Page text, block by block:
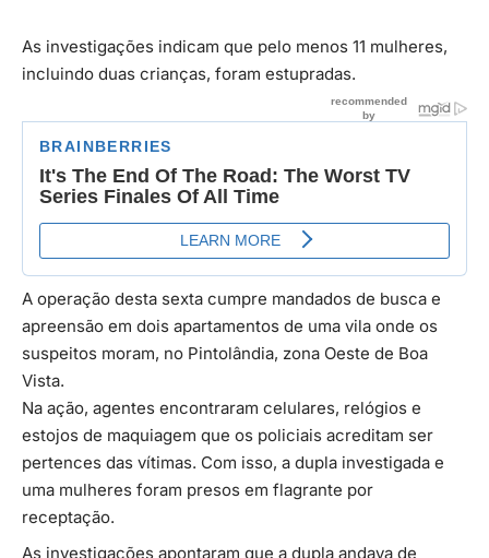
As investigações indicam que pelo menos 11 mulheres,
incluindo duas crianças, foram estupradas.
A operação desta sexta cumpre mandados de busca e
apreensão em dois apartamentos de uma vila onde os
suspeitos moram, no Pintolândia, zona Oeste de Boa
Vista.
Na ação, agentes encontraram celulares, relógios e
estojos de maquiagem que os policiais acreditam ser
pertences das vítimas. Com isso, a dupla investigada e
uma mulheres foram presos em flagrante por
receptação.
As investigações apontaram que a dupla andava de